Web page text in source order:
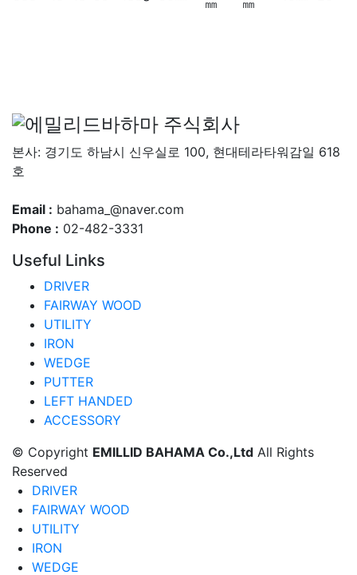
본사: 경기도 하남시 신우실로 100, 현대테라타워감일 618
호
Email : bahama_@naver.com
Phone : 02-482-3331
Useful Links
DRIVER
FAIRWAY WOOD
UTILITY
IRON
WEDGE
PUTTER
LEFT HANDED
ACCESSORY
© Copyright EMILLID BAHAMA Co.,Ltd All Rights
Reserved
DRIVER
FAIRWAY WOOD
UTILITY
IRON
WEDGE